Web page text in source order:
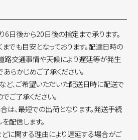
日後から20日後の指定まで承ります。
でも目安となっております。配達日時の
路交通事情や天候により遅延等が発生
らかじめご了承ください。
、ご希望いただいた配送日時に配送で
ご了承ください。
、最短での出荷となります。発送手続
配信します。
に関する理由により遅延する場合がご